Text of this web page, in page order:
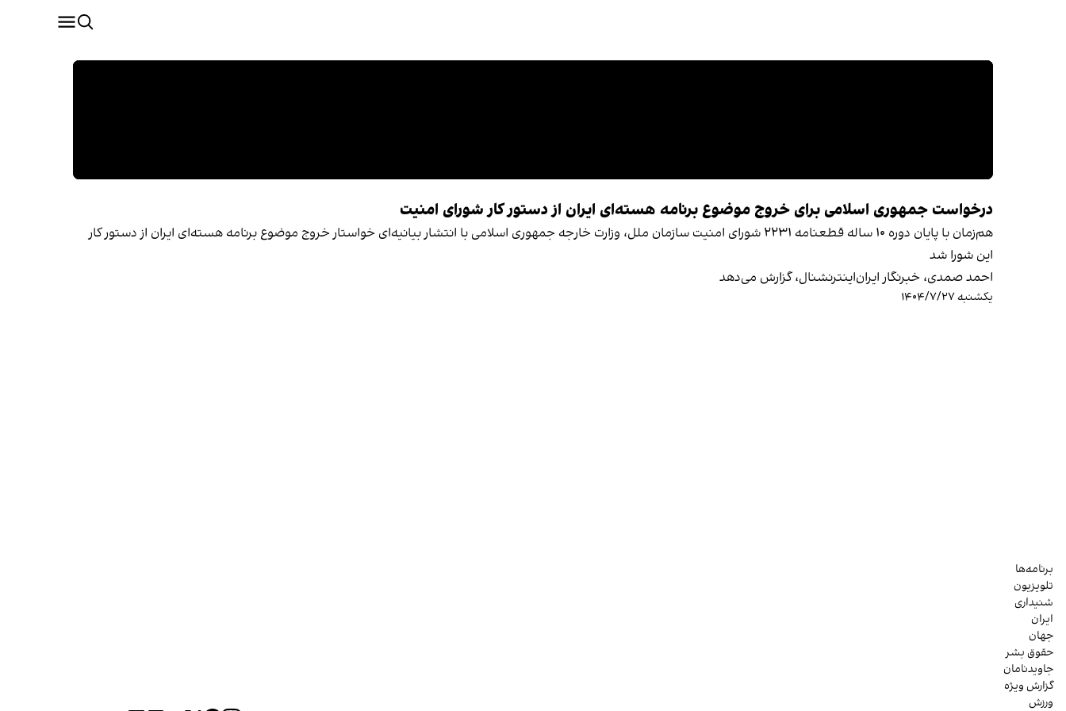
درخواست جمهوری اسلامی برای خروج موضوع برنامه هسته‌ای ایران از دستور کار شورای امنیت
هم‌زمان با پایان دوره ۱۰ ساله قطعنامه ۲۲۳۱ شورای امنیت سازمان ملل، وزارت خارجه جمهوری اسلامی با انتشار بیانیه‌ای خواستار خروج موضوع برنامه هسته‌ای ایران از دستور کار
این شورا شد
احمد صمدی، خبرنگار ایران‌اینترنشنال، گزارش می‌دهد
یکشنبه ۱۴۰۴/۷/۲۷
برنامه‌ها
تلویزیون
شنیداری
ایران
جهان
حقوق بشر
جاویدنامان
گزارش ویژه
ورزش